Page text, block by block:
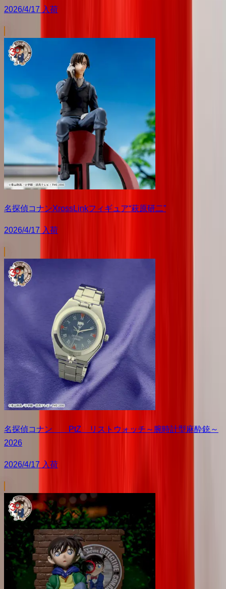
2026/4/17 入荷
名探偵コナンXrossLinkフィギュア“萩原研二”
2026/4/17 入荷
名探偵コナン PtZ リストウォッチ～腕時計型麻酔銃～
2026
2026/4/17 入荷